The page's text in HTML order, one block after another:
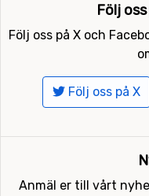
Följ
Följ oss på X och
Följ oss på X
Anmäl er till vårt